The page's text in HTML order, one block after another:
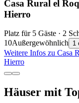
Casa Rural el
Hierro
Platz für 5 Gäste · 2
10Außergewöhnlich 1
Weitere Infos zu Casa
Hierro
Häuser mit